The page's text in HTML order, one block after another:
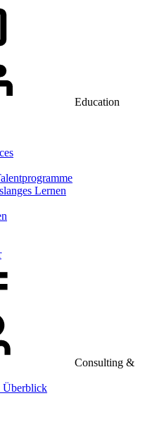
Education
Lernen
Consulting &
Überblick